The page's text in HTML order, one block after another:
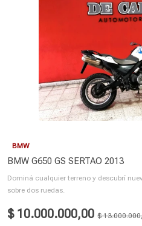
BMW
BMW G650 GS SERTAO 2013
Dominá cualquier terreno y descubrí
sobre dos ruedas.
$ 10.000.000,00 $